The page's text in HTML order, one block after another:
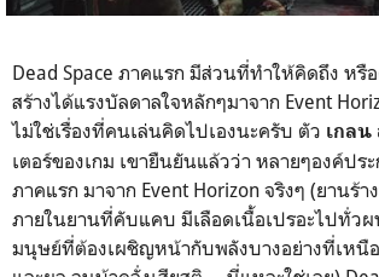
Dead Space ภาคแรก มีส่วนที่ทำให้คิดถึง หรื
สร้างได้แรงบัลดาลใจหลักๆมาจาก Event
ไม่ใช่เรื่องที่คนเล่นคิดไปเองนะครับ ตัว เกล
เตอร์ของเกม เขายืนยันแล้วว่า หลายๆองค์ปร
ภาคแรก มาจาก Event Horizon จริงๆ (ยานร้
ภายในยานที่คับแคบ มีเลือดเนื้อเปรอะไปทั่ว
มนุษย์ที่ต้องเผชิญหน้ากับพลังบางอย่างที่เหนื